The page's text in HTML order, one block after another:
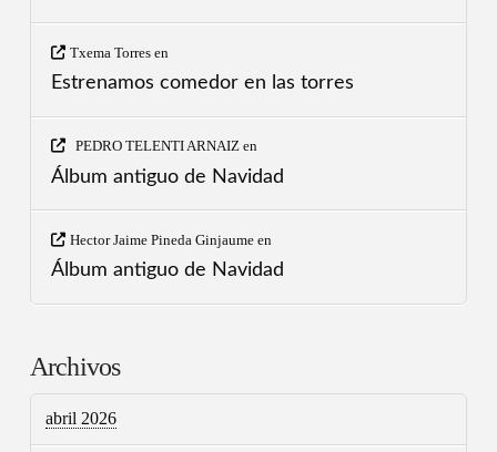
Txema Torresen
Estrenamos comedor en las torres
PEDRO TELENTI ARNAIZ en
Álbum antiguo de Navidad
Hector Jaime Pineda Ginjaumeen
Álbum antiguo de Navidad
Archivos
abril 2026